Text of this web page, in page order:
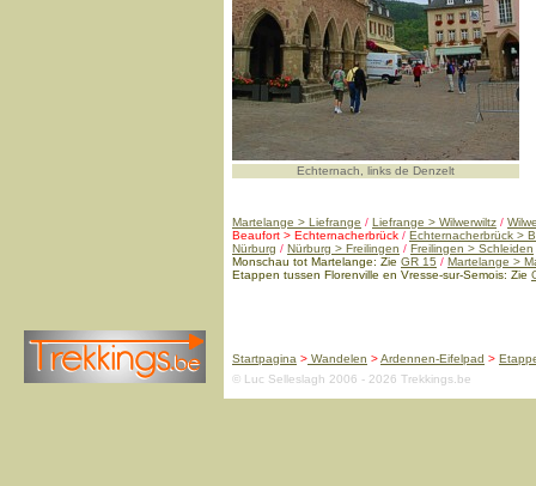
Startpagina > Wandelen >Ardennen-Eifelpad >
© Luc Selleslagh 2006 - 2026 Trekkings.be
Echternach, links de Denzelt
Martelange > Liefrange / Liefrange > Wilwerwiltz /
Beaufort > Echternacherbrück / Echternacherbrück >
Nürburg / Nürburg > Freilingen / Freilingen > Schleiden
Monschau tot Martelange: Zie GR 15 / Martelange >
Etappen tussen Florenville en Vresse-sur-Semois: Zie